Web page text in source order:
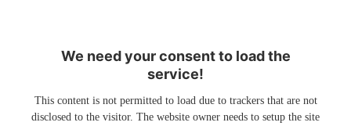
We need your consent to load the
service!
This content is not permitted to load due to trackers that are not
disclosed to the visitor. The website owner needs to setup the site